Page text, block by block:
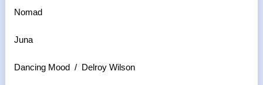
Nomad
Juna
Dancing Mood / Delroy Wilson